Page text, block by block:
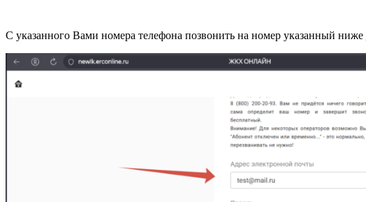
С указанного Вами номера телефона позвонить на номер указанный